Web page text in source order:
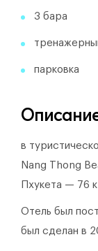
3 бара
парковка
в
Nang Thong
Пхукета — 76
Отель был
был сделан в